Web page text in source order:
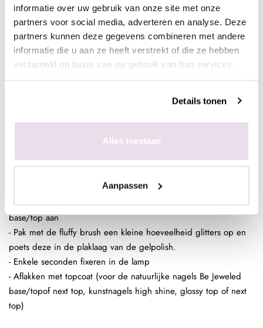
informatie over uw gebruik van onze site met onze
partners voor social media, adverteren en analyse. Deze
partners kunnen deze gegevens combineren met andere
informatie die u aan ze heeft verstrekt of die ze hebben
verzameld op basis van uw gebruik van hun services.
Details tonen
Alles toestaan
Aanpassen
base/topof next top, kunstnagels high shine, glossy top of next
top)
In de plaklaag van de clear gelpolish (voor een optimaal
- Bereid de natuurlijke nagel voor door de glans te verwijderen,
- Pak met de fluffy brush een kleine hoeveelheid glitters op en
- Enkele seconden fixeren in de lamp
- Breng de rubber base, superbond base gel, of Be Jeweled
base/top aan
- Pak met de fluffy brush een kleine hoeveelheid glitters op en
poets deze in de plaklaag van de gelpolish.
- Enkele seconden fixeren in de lamp
- Aflakken met topcoat (voor de natuurlijke nagels Be Jeweled
base/topof next top, kunstnagels high shine, glossy top of next
top)